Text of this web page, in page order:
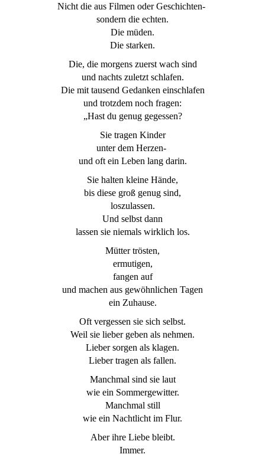
Nicht die aus Filmen oder Geschichten-
sondern die echten.
Die müden.
Die starken.
Die, die morgens zuerst wach sind
und nachts zuletzt schlafen.
Die mit tausend Gedanken einschlafen
und trotzdem noch fragen:
„Hast du genug gegessen?
Sie tragen Kinder
unter dem Herzen-
und oft ein Leben lang darin.
Sie halten kleine Hände,
bis diese groß genug sind,
loszulassen.
Und selbst dann
lassen sie niemals wirklich los.
Mütter trösten,
ermutigen,
fangen auf
und machen aus gewöhnlichen Tagen
ein Zuhause.
Oft vergessen sie sich selbst.
Weil sie lieber geben als nehmen.
Lieber sorgen als klagen.
Lieber tragen als fallen.
Manchmal sind sie laut
wie ein Sommergewitter.
Manchmal still
wie ein Nachtlicht im Flur.
Aber ihre Liebe bleibt.
Immer.